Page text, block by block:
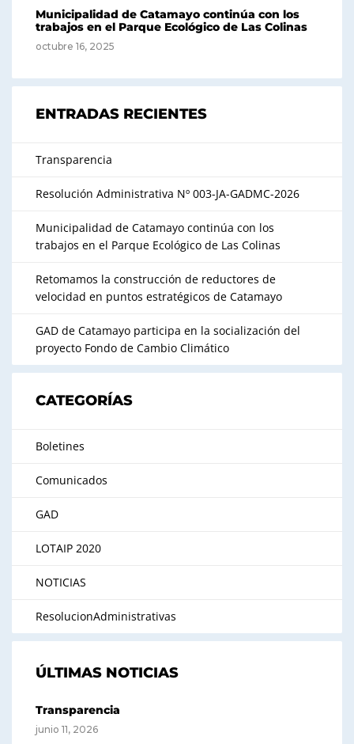
Municipalidad de Catamayo continúa con los
trabajos en el Parque Ecológico de Las Colinas
octubre 16, 2025
ENTRADAS RECIENTES
Transparencia
Resolución Administrativa Nº 003-JA-GADMC-2026
Municipalidad de Catamayo continúa con los
trabajos en el Parque Ecológico de Las Colinas
Retomamos la construcción de reductores de
velocidad en puntos estratégicos de Catamayo
GAD de Catamayo participa en la socialización del
proyecto Fondo de Cambio Climático
CATEGORÍAS
Boletines
Comunicados
GAD
LOTAIP 2020
NOTICIAS
ResolucionAdministrativas
ÚLTIMAS NOTICIAS
Transparencia
junio 11, 2026